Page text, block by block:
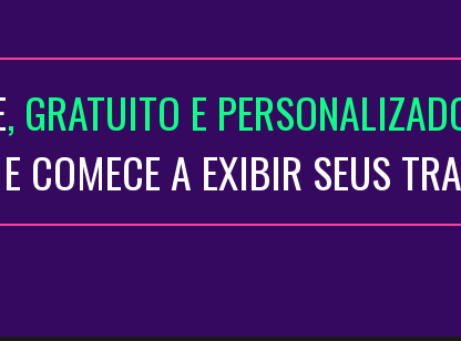
, GRATUITO E
E COMECE A EXIBIR SEUS